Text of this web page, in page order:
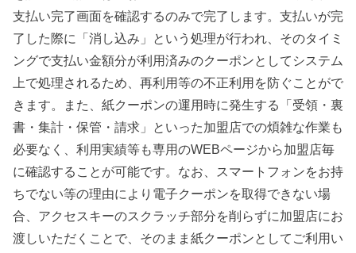
支払い完了画面を確認するのみで完了します。支払いが完
了した際に「消し込み」という処理が行われ、そのタイミ
ングで支払い金額分が利用済みのクーポンとしてシステム
上で処理されるため、再利用等の不正利用を防ぐことがで
きます。また、紙クーポンの運用時に発生する「受領・裏
書・集計・保管・請求」といった加盟店での煩雑な作業も
必要なく、利用実績等も専用のWEBページから加盟店毎
に確認することが可能です。なお、スマートフォンをお持
ちでない等の理由により電子クーポンを取得できない場
合、アクセスキーのスクラッチ部分を削らずに加盟店にお
渡しいただくことで、そのまま紙クーポンとしてご利用い